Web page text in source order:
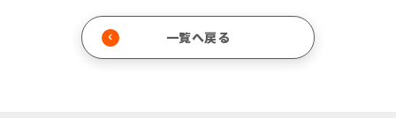
一覧へ戻る